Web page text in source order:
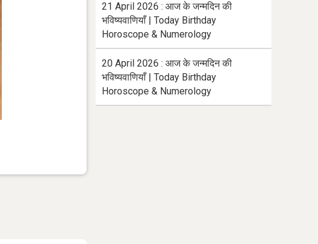
21 April 2026 : आज के जन्मदिन की
भविष्यवाणियाँ | Today Birthday
Horoscope & Numerology
20 April 2026 : आज के जन्मदिन की
भविष्यवाणियाँ | Today Birthday
Horoscope & Numerology